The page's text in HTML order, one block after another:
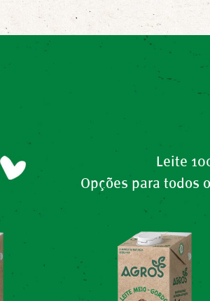
Leite
Opções para todos